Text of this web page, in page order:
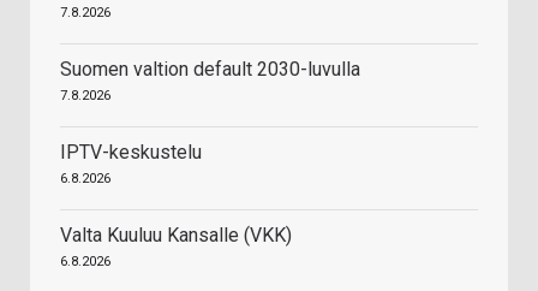
7.8.2026
Suomen valtion default 2030-luvulla
7.8.2026
IPTV-keskustelu
6.8.2026
Valta Kuuluu Kansalle (VKK)
6.8.2026